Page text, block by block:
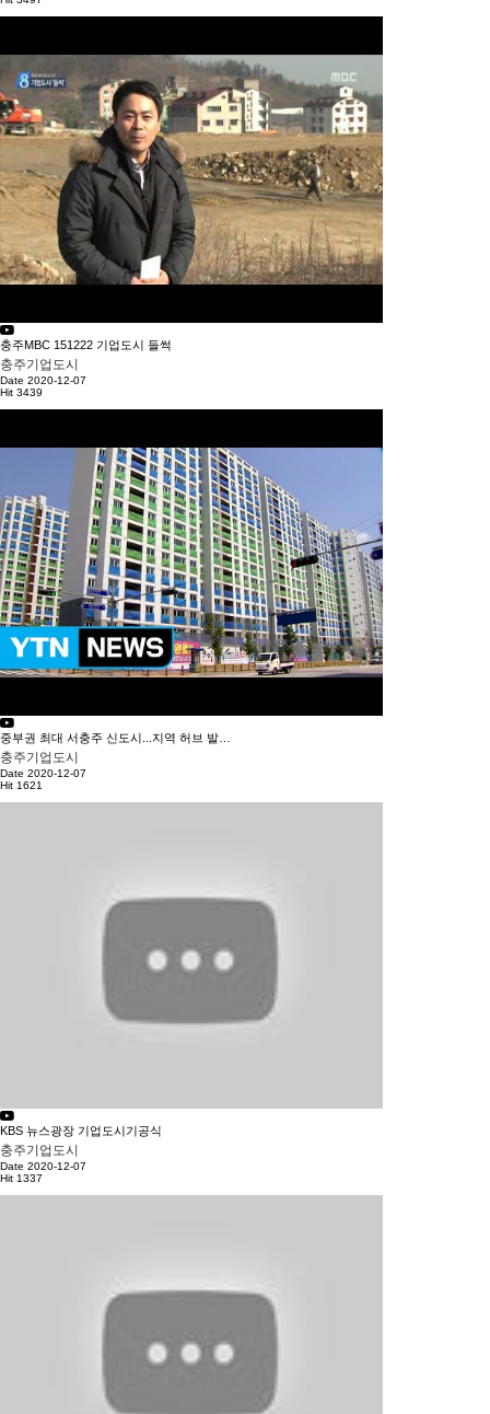
충주MBC 151222 기업도시 들썩
충주기업도시
Date 2020-12-07
Hit 3439
충주기업도시
Date 2020-12-07
Hit 1621
KBS 뉴스광장 기업도시기공식
충주기업도시
Date 2020-12-07
Hit 1337